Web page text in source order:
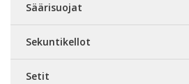
Säärisuojat
Sekuntikellot
Setit